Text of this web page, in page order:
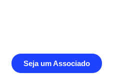
Seja um Associado